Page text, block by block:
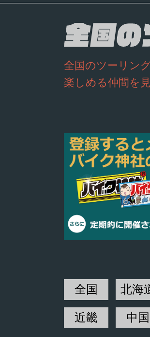
全国のツーリン
楽しめる仲間を
全国 北海
近畿
中国